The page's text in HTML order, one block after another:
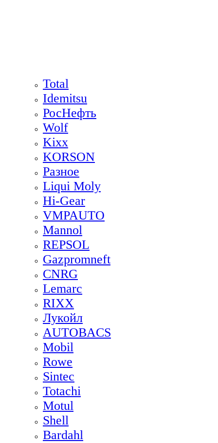
Total
Idemitsu
РосНефть
Wolf
Kixx
KORSON
Разное
Liqui Moly
Hi-Gear
VMPAUTO
Mannol
REPSOL
Gazpromneft
CNRG
Lemarc
RIXX
Лукойл
AUTOBACS
Mobil
Rowe
Sintec
Totachi
Motul
Shell
Bardahl